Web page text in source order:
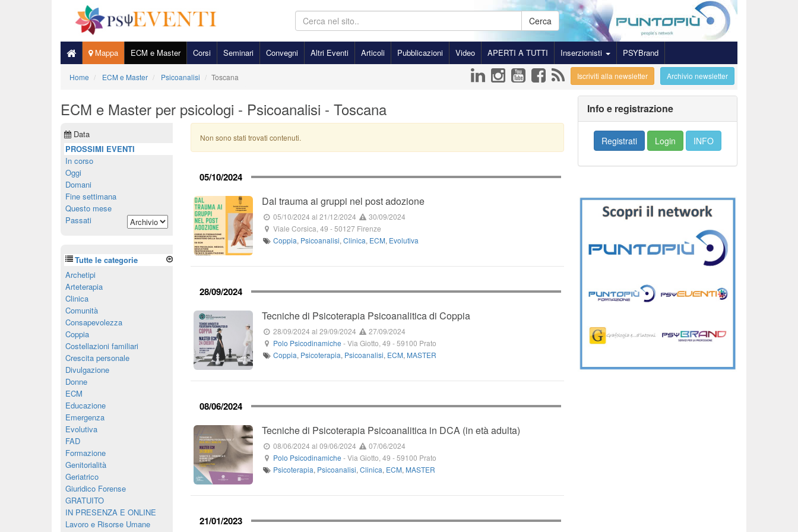
Cerca
Mappa ECM e Master Corsi Seminari Convegni Altri Eventi Articoli Pubblicazioni Video APERTI A TUTTI Inserzionisti PSYBrand
Home ECM e Master Psicoanalisi Toscana Archivio newsletter
Iscriviti alla newsletter
ECM e Master per psicologi - Psicoanalisi - Toscana
Non sono stati trovati contenuti.
05/10/2024
Dal trauma ai gruppi nel post adozione
05/10/2024 al 21/12/2024
30/09/2024
Viale Corsica, 49 -50127 Firenze
Coppia, Psicoanalisi, Clinica, ECM, Evolutiva
28/09/2024
Tecniche di Psicoterapia Psicoanalitica di Coppia
28/09/2024 al 29/09/2024
27/09/2024
Polo Psicodinamiche -Via Giotto, 49 -59100 Prato
Coppia, Psicoterapia, Psicoanalisi, ECM, MASTER
08/06/2024
Tecniche di Psicoterapia Psicoanalitica in DCA (in età adulta)
08/06/2024 al 09/06/2024
07/06/2024
Polo Psicodinamiche -Via Giotto, 49 -59100 Prato
Psicoterapia, Psicoanalisi, Clinica, ECM, MASTER
21/01/2023
Data
PROSSIMI EVENTI
In corso
Oggi
Domani
Fine settimana
Questo mese
Passati
Tutte le categorie
Archetipi
Arteterapia
Clinica
Comunità
Consapevolezza
Coppia
Costellazioni familiari
Crescita personale
Divulgazione
Donne
ECM
Educazione
Emergenza
Evolutiva
FAD
Formazione
Genitorialità
Geriatrico
Giuridico Forense
GRATUITO
IN PRESENZA E ONLINE
Lavoro e Risorse Umane
Info e registrazione
Registrati Login INFO